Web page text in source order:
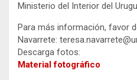
Ministerio del Interior del
Para más información, favor
Navarrete:
Descarga fotos:
Material fotográfico